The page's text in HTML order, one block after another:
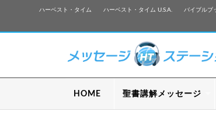
ハーベスト・タイム ハーベスト・タイム U.S.A. バイブルブ
HOME 聖書講解メッセージ